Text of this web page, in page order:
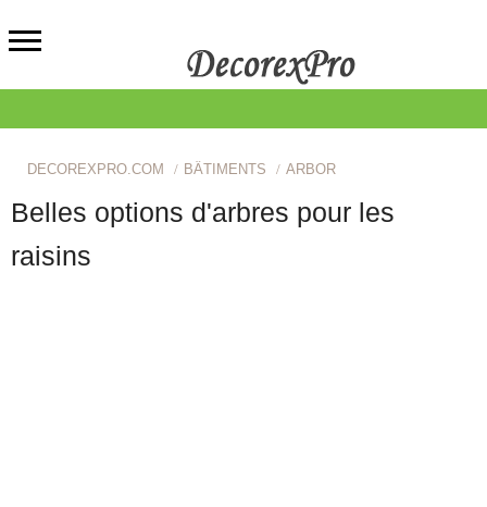
DECOREXPRO.COM BÂTIMENTS ARBOR
Belles options d'arbres pour les
raisins